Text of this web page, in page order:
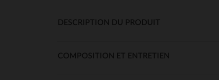
DESCRIPTION DU PRODUIT
COMPOSITION ET ENTRETIEN